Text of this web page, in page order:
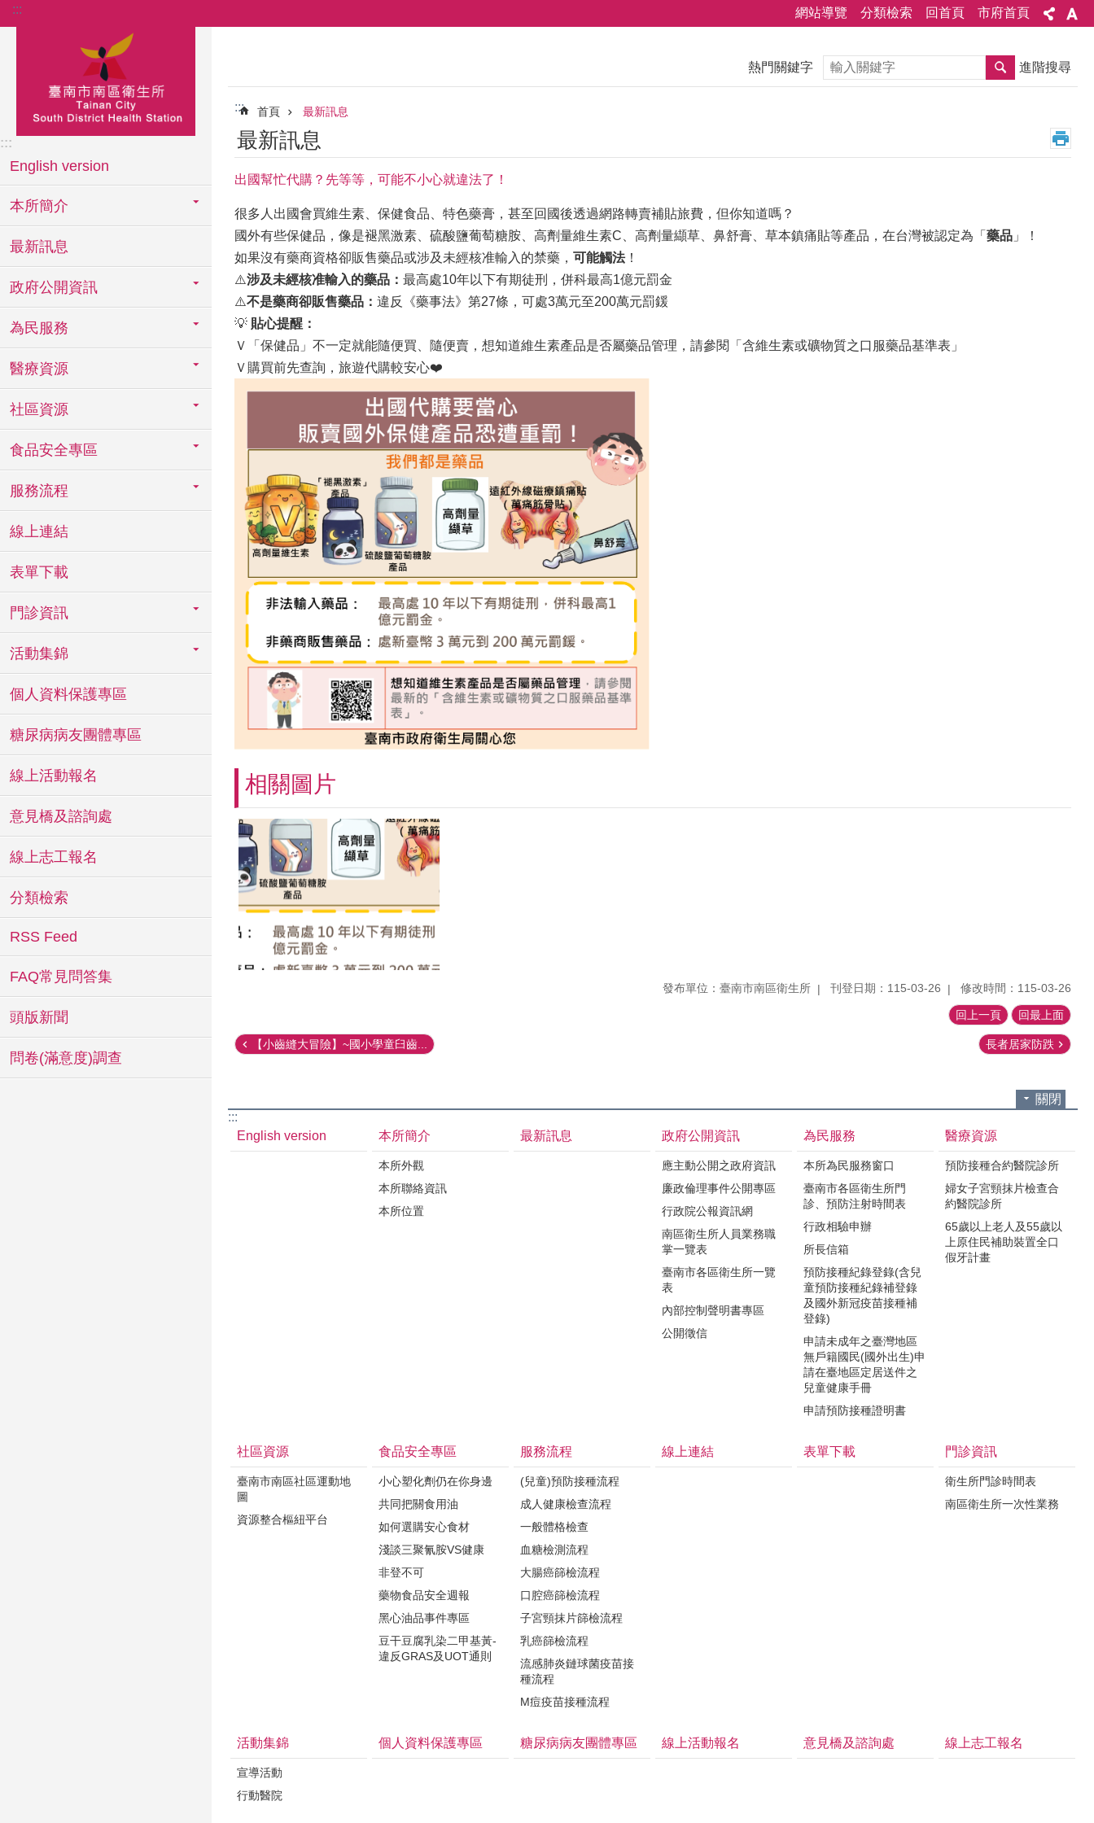
跳到主要內容區塊
::: 網站導覽 分類檢索 回首頁 市府首頁
:::
English version
本所簡介
最新訊息
政府公開資訊
為民服務
醫療資源
社區資源
食品安全專區
服務流程
線上連結
表單下載
門診資訊
活動集錦
個人資料保護專區
糖尿病病友團體專區
線上活動報名
意見橋及諮詢處
線上志工報名
分類檢索
RSS Feed
FAQ常見問答集
頭版新聞
問卷(滿意度)調查
熱門關鍵字 搜尋 進階搜尋
::: 首頁 最新訊息
最新訊息
出國幫忙代購？先等等，可能不小心就違法了！
很多人出國會買維生素、保健食品、特色藥膏，甚至回國後透過網路轉賣補貼旅費，但你知道嗎？
國外有些保健品，像是褪黑激素、硫酸鹽葡萄糖胺、高劑量維生素C、高劑量纈草、鼻舒膏、草本鎮痛貼等產品，在台灣被認定為「 藥品 」！
如果沒有藥商資格卻販售藥品或涉及未經核准輸入的禁藥， 可能觸法！
⚠️涉及未經核准輸入的藥品： 最高處10年以下有期徒刑，併科最高1億元罰金
⚠️不是藥商卻販售藥品： 違反《藥事法》第27條，可處3萬元至200萬元罰鍰
💡 貼心提醒：
Ｖ「保健品」不一定就能隨便買、隨便賣，想知道維生素產品是否屬藥品管理，請參閱「含維生素或礦物質之口服藥品基準表」
Ｖ購買前先查詢，旅遊代購較安心❤️
相關圖片
發布單位：臺南市南區衛生所 刊登日期：115-03-26 修改時間：115-03-26
回上一頁 回最上面
【小齒縫大冒險】~國小學童臼齒... 長者居家防跌
關閉
:::
English version
本所簡介
本所外觀
本所聯絡資訊
本所位置
最新訊息 政府公開資訊
應主動公開之政府資訊
廉政倫理事件公開專區
行政院公報資訊網
南區衛生所人員業務職
掌一覽表
臺南市各區衛生所一覽
表
內部控制聲明書專區
公開徵信
為民服務
本所為民服務窗口
臺南市各區衛生所門
診、預防注射時間表
行政相驗申辦
所長信箱
預防接種紀錄登錄(含兒
童預防接種紀錄補登錄
及國外新冠疫苗接種補
登錄)
申請未成年之臺灣地區
無戶籍國民(國外出生)申
請在臺地區定居送件之
兒童健康手冊
申請預防接種證明書
醫療資源
預防接種合約醫院診所
婦女子宮頸抹片檢查合
約醫院診所
65歲以上老人及55歲以
上原住民補助裝置全口
假牙計畫
社區資源
臺南市南區社區運動地
圖
資源整合樞紐平台
食品安全專區
小心塑化劑仍在你身邊
共同把關食用油
如何選購安心食材
淺談三聚氰胺VS健康
非登不可
藥物食品安全週報
黑心油品事件專區
豆干豆腐乳染二甲基黃-
違反GRAS及UOT通則
服務流程
(兒童)預防接種流程
成人健康檢查流程
一般體格檢查
血糖檢測流程
大腸癌篩檢流程
口腔癌篩檢流程
子宮頸抹片篩檢流程
乳癌篩檢流程
流感肺炎鏈球菌疫苗接
種流程
M痘疫苗接種流程
線上連結 表單下載 門診資訊
衛生所門診時間表
南區衛生所一次性業務
活動集錦
宣導活動
行動醫院
個人資料保護專區 糖尿病病友團體專區 線上活動報名 意見橋及諮詢處 線上志工報名